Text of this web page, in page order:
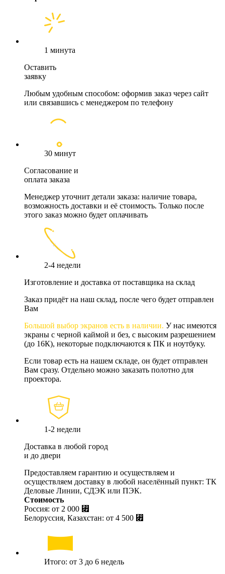
1 минута
Оставить
заявку
Любым удобным способом: оформив заказ через сайт
или связавшись с менеджером по телефону
30 минут
Согласование и
оплата заказа
Менеджер уточнит детали заказа: наличие товара,
возможность доставки и её стоимость. Только после
этого заказ можно будет оплачивать
2-4 недели
Изготовление и доставка от поставщика на склад
Заказ придёт на наш склад, после чего будет отправлен
Вам
Большой выбор экранов есть в наличии. У нас имеются
экраны с черной каймой и без, с высоким разрешением
(до 16К), некоторые подключаются к ПК и ноутбуку.
Если товар есть на нашем складе, он будет отправлен
Вам сразу. Отдельно можно заказать полотно для
проектора.
1-2 недели
Доставка в любой город
и до двери
Предоставляем гарантию и осуществляем и
осуществляем доставку в любой населённый пункт: ТК
Деловые Линии, СДЭК или ПЭК.
Стоимость
Россия: от 2 000 ⃏
Белоруссия, Казахстан: от 4 500 ⃏
Итого: от 3 до 6 недель